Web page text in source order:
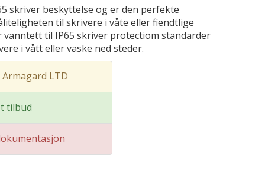
skriver beskyttelse og er den perfekte
til skrivere i våte eller fiendtlige
til IP65 skriver protectiom standarder
i vått eller vaske ned steder.
LTD
tilbud